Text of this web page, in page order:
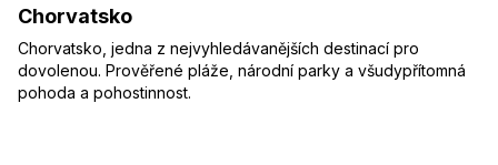
Chorvatsko
Chorvatsko, jedna z nejvyhledávanějších destinací pro
dovolenou. Prověřené pláže, národní parky a všudypřítomná
pohoda a pohostinnost.